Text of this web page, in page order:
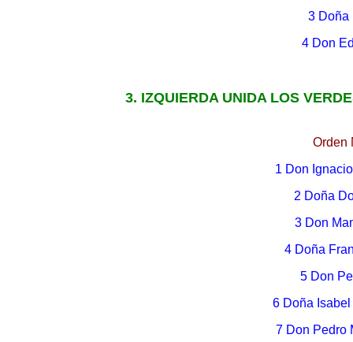
3 Doña
4 Don
3. IZQUIERDA UNIDA LOS
Orden
1 Don
2 Doña
3 Don
4 Doña
5 Don
6 Doña
7 Don Pedro